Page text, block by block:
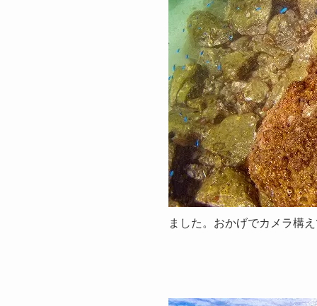
ました。おかげでカメラ構